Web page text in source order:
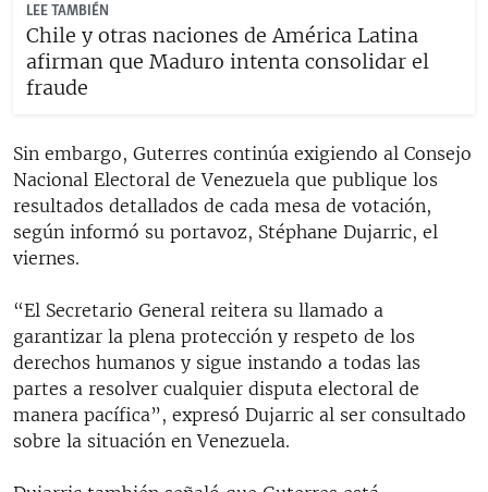
LEE TAMBIÉN
Chile y otras naciones de América Latina
afirman que Maduro intenta consolidar el
fraude
Sin embargo, Guterres continúa exigiendo al Consejo
Nacional Electoral de Venezuela que publique los
resultados detallados de cada mesa de votación,
según informó su portavoz, Stéphane Dujarric, el
viernes.
“El Secretario General reitera su llamado a
garantizar la plena protección y respeto de los
derechos humanos y sigue instando a todas las
partes a resolver cualquier disputa electoral de
manera pacífica”, expresó Dujarric al ser consultado
sobre la situación en Venezuela.